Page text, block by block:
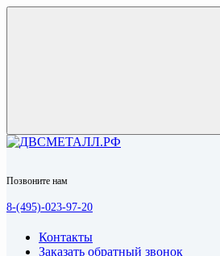
Позвоните нам
8-(495)-023-97-20
Контакты
Заказать обратный звонок